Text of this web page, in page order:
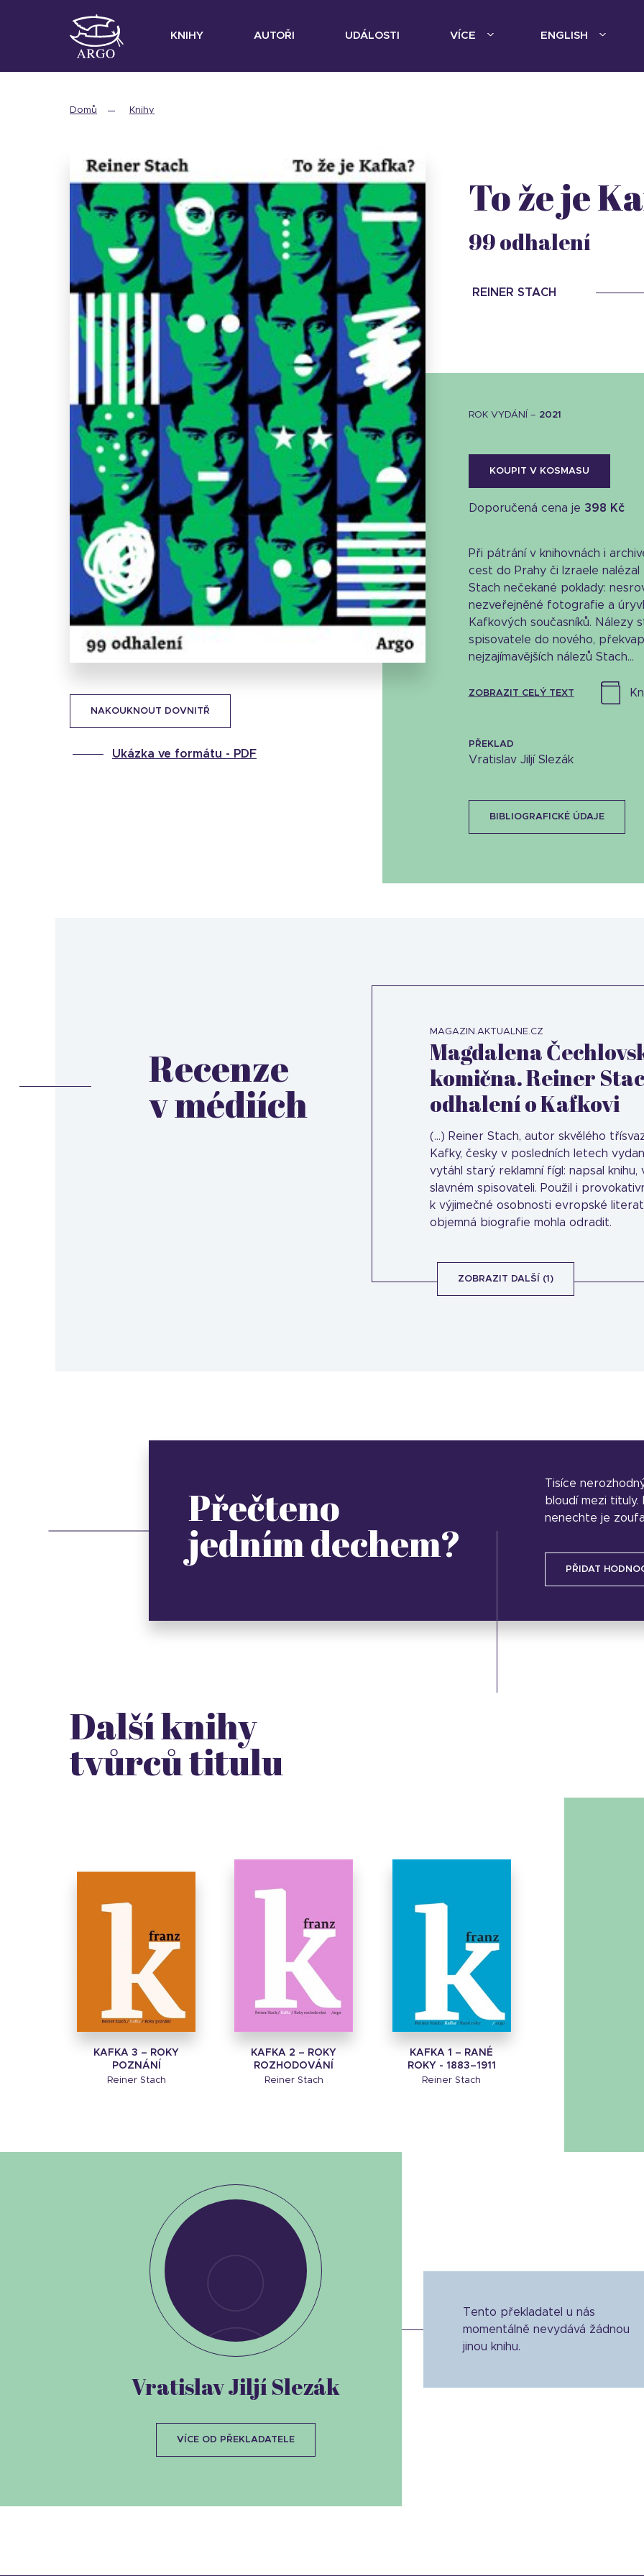
KNIHY AUTOŘI UDÁLOSTI VÍCE ENGLISH
Domů Knihy
Stáhnout obálku
33.89 KB
NAKOUKNOUT DOVNITŘ
Ukázka ve formátu - PDF
To že je
99 odhalení
REINER STACH
ROK VYDÁNÍ – 2021
KOUPIT V KOSMASU
Doporučená cena je 398 Kč
Při pátrání v knihovnách i
cest do Prahy či Izraele
Stach nečekané poklady:
nezveřejněné fotografie a
Kafkových současníků. Nálezy
spisovatele do nového,
nejzajímavějších nálezů Stach...
ZOBRAZIT CELÝ TEXT
PŘEKLAD
Vratislav Jiljí Slezák
BIBLIOGRAFICKÉ ÚDAJE
Recenze
v médiích
MAGAZIN.AKTUALNE.CZ
Magdalena
komična. Reiner
odhalení o Kafkovi
(...) Reiner Stach, autor skvělého
Kafky, česky v posledních letech
vytáhl starý reklamní fígl: napsal knihu,
slavném spisovateli. Použil i
k výjimečné osobnosti evropské
objemná biografie mohla odradit.
ZOBRAZIT DALŠÍ (1)
Přečteno
jedním dechem?
Tisíce
bloudí mezi
nenechte je
PŘIDAT
Další knihy
tvůrců titulu
KAFKA 3 – ROKY
POZNÁNÍ
Reiner Stach
KAFKA 2 – ROKY
ROZHODOVÁNÍ
Reiner Stach
KAFKA 1 – RANÉ
ROKY - 1883–1911
Reiner Stach
Tento překladatel u nás
momentálně nevydává žádnou
jinou knihu.
Vratislav Jiljí Slezák
VÍCE OD PŘEKLADATELE